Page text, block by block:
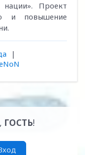
нации». Проект
и повышение
|
, ГОСТЬ!